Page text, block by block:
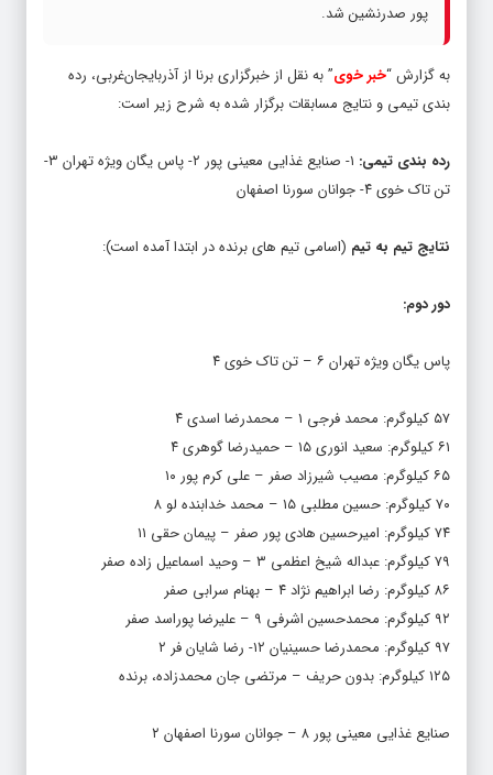
پور صدرنشین شد.
به گزارش “خبر خوی” به نقل از خبرگزاری برنا از آذربایجان‌غربی، رده
بندی تیمی و نتایج مسابقات برگزار شده به شرح زیر است:
رده بندی تیمی:
۱- صنایع غذایی معینی پور ۲- پاس یگان ویژه تهران ۳-
تن تاک خوی ۴- جوانان سورنا اصفهان
نتایج تیم به تیم (اسامی تیم های برنده در ابتدا آمده است):
دور دوم:
پاس یگان ویژه تهران ۶ – تن تاک خوی ۴
۵۷ کیلوگرم: محمد فرجی ۱ – محمدرضا اسدی ۴
۶۱ کیلوگرم: سعید انوری ۱۵ – حمیدرضا گوهری ۴
۶۵ کیلوگرم: مصیب شیرزاد صفر – علی کرم پور ۱۰
۷۰ کیلوگرم: حسین مطلبی ۱۵ – محمد خدابنده لو ۸
۷۴ کیلوگرم: امیرحسین هادی پور صفر – پیمان حقی ۱۱
۷۹ کیلوگرم: عبداله شیخ اعظمی ۳ – وحید اسماعیل زاده صفر
۸۶ کیلوگرم: رضا ابراهیم نژاد ۴ – بهنام سرابی صفر
۹۲ کیلوگرم: محمدحسین اشرفی ۹ – علیرضا پوراسد صفر
۹۷ کیلوگرم: محمدرضا حسینیان ۱۲- رضا شایان فر ۲
۱۲۵ کیلوگرم: بدون حریف – مرتضی جان محمدزاده، برنده
صنایع غذایی معینی پور ۸ – جوانان سورنا اصفهان ۲